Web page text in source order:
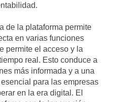
de la plataforma permite
en varias funciones
permite el acceso y la
real. Esto conduce a
más informada y a una
para las empresas
en la era digital. El